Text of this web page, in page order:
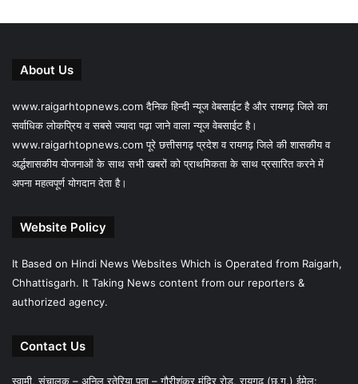
About Us
www.raigarhtopnews.com दैनिक हिन्दी न्यूज वेबसाईट है और रायगढ़ जिले का
सर्वाधिक लोकप्रिय व सबसे ज्यादा पढ़ा जाने वाला न्यूज वेबसाईट है।
www.raigarhtopnews.com पूरे छत्तीसगढ़ प्रदेश व रायगढ़ जिले की शासकीय व
अर्द्धशासकीय योजनाओं के साथ सभी खबरों को प्राथमिकता के साथ प्रसारित करने में
अपना महत्वपूर्ण योगदान देता है।
Website Policy
It Based on Hindi News Websites Which is Operated from Raigarh,
Chhattisgarh. It Taking News content from our reporters &
authorized agency.
Contact Us
स्वामी, संचालक – अनिल रतेरिया पता – गौरीशंकर मंदिर रोड़, रायगढ़ (छ.ग.) ईमेल: